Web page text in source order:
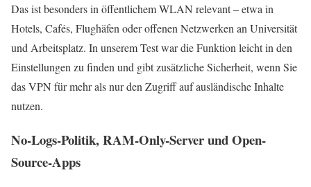
Das ist besonders in öffentlichem WLAN relevant – etwa in
Hotels, Cafés, Flughäfen oder offenen Netzwerken an Universität
und Arbeitsplatz. In unserem Test war die Funktion leicht in den
Einstellungen zu finden und gibt zusätzliche Sicherheit, wenn Sie
das VPN für mehr als nur den Zugriff auf ausländische Inhalte
nutzen.
No-Logs-Politik, RAM-Only-Server und Open-
Source-Apps